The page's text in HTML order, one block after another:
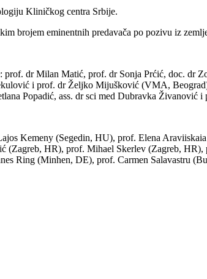
Kliničkog centra Srbije.
brojem eminentnih predavača po pozivu iz
prof. dr Milan Matić, prof. dr Sonja Prćić, doc.
i prof. dr Željko Mijušković (VMA,
Popadić, ass. dr sci med Dubravka
Kemeny (Segedin, HU), prof. Elena
HR), prof. Mihael Skerlev (Zagreb,
Ring (Minhen, DE), prof. Carmen Salavastru